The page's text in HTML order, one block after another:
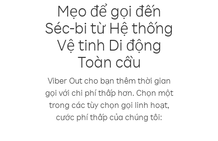
Mẹo để gọi đến
Séc-bi từ Hệ thống
Vệ tinh Di động
Toàn cầu
Viber Out cho bạn thêm thời gian
gọi với chi phí thấp hơn. Chọn một
trong các tùy chọn gọi linh hoạt,
cước phí thấp của chúng tôi: